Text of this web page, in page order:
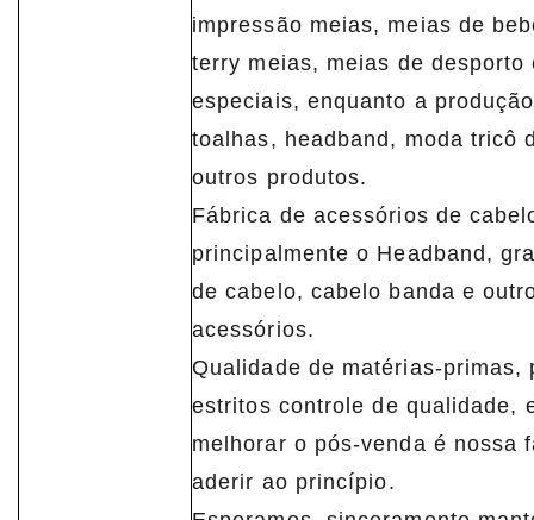
impressão meias, meias de
terry meias, meias de
especiais, enquanto a
toalhas, headband, moda tricô
outros produtos.
Fábrica de acessórios de
principalmente o Headband,
de cabelo, cabelo banda e
acessórios.
Qualidade de matérias-primas,
estritos controle de qualidade,
melhorar o pós-venda é nossa
aderir ao princípio.